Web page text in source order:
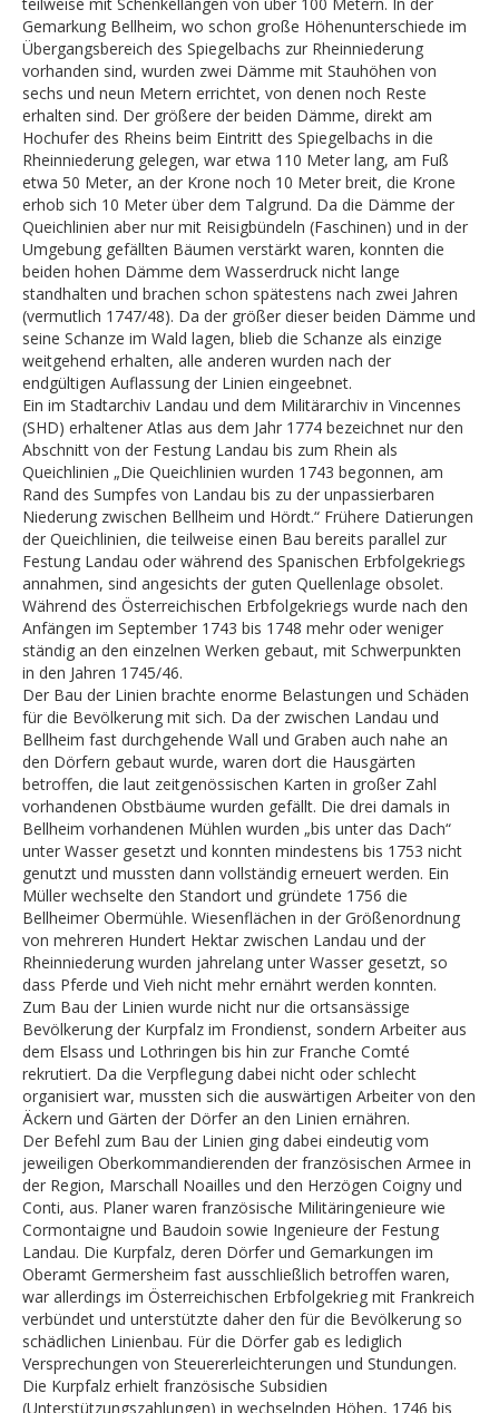
Gemarkung Bellheim, wo schon große Höhenunterschiede im
Übergangsbereich des Spiegelbachs zur Rheinniederung
vorhanden sind, wurden zwei Dämme mit Stauhöhen von
sechs und neun Metern errichtet, von denen noch Reste
erhalten sind. Der größere der beiden Dämme, direkt am
Hochufer des Rheins beim Eintritt des Spiegelbachs in die
Rheinniederung gelegen, war etwa 110 Meter lang, am Fuß
etwa 50 Meter, an der Krone noch 10 Meter breit, die Krone
erhob sich 10 Meter über dem Talgrund. Da die Dämme der
Queichlinien aber nur mit Reisigbündeln (Faschinen) und in der
Umgebung gefällten Bäumen verstärkt waren, konnten die
beiden hohen Dämme dem Wasserdruck nicht lange
standhalten und brachen schon spätestens nach zwei Jahren
(vermutlich 1747/48). Da der größer dieser beiden Dämme und
seine Schanze im Wald lagen, blieb die Schanze als einzige
weitgehend erhalten, alle anderen wurden nach der
endgültigen Auflassung der Linien eingeebnet.
Ein im Stadtarchiv Landau und dem Militärarchiv in Vincennes
(SHD) erhaltener Atlas aus dem Jahr 1774 bezeichnet nur den
Abschnitt von der Festung Landau bis zum Rhein als
Queichlinien „Die Queichlinien wurden 1743 begonnen, am
Rand des Sumpfes von Landau bis zu der unpassierbaren
Niederung zwischen Bellheim und Hördt.“ Frühere Datierungen
der Queichlinien, die teilweise einen Bau bereits parallel zur
Festung Landau oder während des Spanischen Erbfolgekriegs
annahmen, sind angesichts der guten Quellenlage obsolet.
Während des Österreichischen Erbfolgekriegs wurde nach den
Anfängen im September 1743 bis 1748 mehr oder weniger
ständig an den einzelnen Werken gebaut, mit Schwerpunkten
in den Jahren 1745/46.
Der Bau der Linien brachte enorme Belastungen und Schäden
für die Bevölkerung mit sich. Da der zwischen Landau und
Bellheim fast durchgehende Wall und Graben auch nahe an
den Dörfern gebaut wurde, waren dort die Hausgärten
betroffen, die laut zeitgenössischen Karten in großer Zahl
vorhandenen Obstbäume wurden gefällt. Die drei damals in
Bellheim vorhandenen Mühlen wurden „bis unter das Dach“
unter Wasser gesetzt und konnten mindestens bis 1753 nicht
genutzt und mussten dann vollständig erneuert werden. Ein
Müller wechselte den Standort und gründete 1756 die
Bellheimer Obermühle. Wiesenflächen in der Größenordnung
von mehreren Hundert Hektar zwischen Landau und der
Rheinniederung wurden jahrelang unter Wasser gesetzt, so
dass Pferde und Vieh nicht mehr ernährt werden konnten.
Zum Bau der Linien wurde nicht nur die ortsansässige
Bevölkerung der Kurpfalz im Frondienst, sondern Arbeiter aus
dem Elsass und Lothringen bis hin zur Franche Comté
rekrutiert. Da die Verpflegung dabei nicht oder schlecht
organisiert war, mussten sich die auswärtigen Arbeiter von den
Äckern und Gärten der Dörfer an den Linien ernähren.
Der Befehl zum Bau der Linien ging dabei eindeutig vom
jeweiligen Oberkommandierenden der französischen Armee in
der Region, Marschall Noailles und den Herzögen Coigny und
Conti, aus. Planer waren französische Militäringenieure wie
Cormontaigne und Baudoin sowie Ingenieure der Festung
Landau. Die Kurpfalz, deren Dörfer und Gemarkungen im
Oberamt Germersheim fast ausschließlich betroffen waren,
war allerdings im Österreichischen Erbfolgekrieg mit Frankreich
verbündet und unterstützte daher den für die Bevölkerung so
schädlichen Linienbau. Für die Dörfer gab es lediglich
Versprechungen von Steuererleichterungen und Stundungen.
Die Kurpfalz erhielt französische Subsidien
(Unterstützungszahlungen) in wechselnden Höhen, 1746 bis